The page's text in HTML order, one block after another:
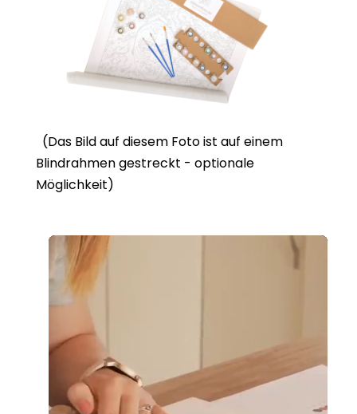
(Das Bild auf diesem Foto ist auf einem
Blindrahmen gestreckt - optionale
Möglichkeit)